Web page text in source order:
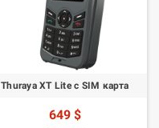
Thuraya XT Lite с SIM карта
649 $